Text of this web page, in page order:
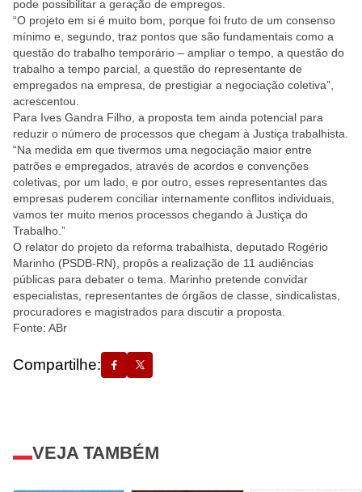
pode possibilitar a geração de empregos.
“O projeto em si é muito bom, porque foi fruto de um consenso
mínimo e, segundo, traz pontos que são fundamentais como a
questão do trabalho temporário – ampliar o tempo, a questão do
trabalho a tempo parcial, a questão do representante de
empregados na empresa, de prestigiar a negociação coletiva”,
acrescentou.
Para Ives Gandra Filho, a proposta tem ainda potencial para
reduzir o número de processos que chegam à Justiça trabalhista.
“Na medida em que tivermos uma negociação maior entre
patrões e empregados, através de acordos e convenções
coletivas, por um lado, e por outro, esses representantes das
empresas puderem conciliar internamente conflitos individuais,
vamos ter muito menos processos chegando à Justiça do
Trabalho.”
O relator do projeto da reforma trabalhista, deputado Rogério
Marinho (PSDB-RN), propôs a realização de 11 audiências
públicas para debater o tema. Marinho pretende convidar
especialistas, representantes de órgãos de classe, sindicalistas,
procuradores e magistrados para discutir a proposta.
Fonte: ABr
Compartilhe:
VEJA TAMBÉM